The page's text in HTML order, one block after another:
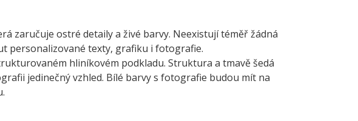
zaručuje ostré detaily a živé barvy. Neexistují téměř žádná
personalizované texty, grafiku i fotografie.
hliníkovém podkladu. Struktura a tmavě šedá
jedinečný vzhled. Bílé barvy s fotografie budou mít na